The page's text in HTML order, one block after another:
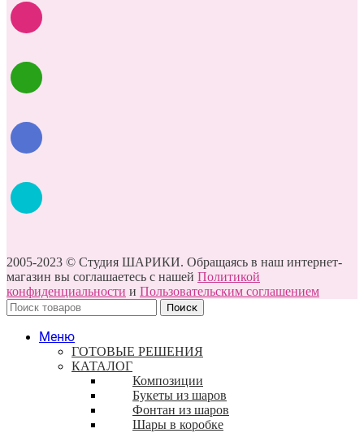
2005-2023 © Студия ШАРИКИ. Обращаясь в наш интернет-
магазин вы соглашаетесь с нашей Политикой
конфиденциальности и Пользовательским соглашением
Поиск
Меню
ГОТОВЫЕ РЕШЕНИЯ
КАТАЛОГ
Композиции
Букеты из шаров
Фонтан из шаров
Шары в коробке